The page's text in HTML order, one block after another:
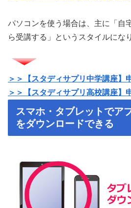
パソコンを使う場合は、主に「自
ら受講する」というスタイルにな
＞＞【スタディサプリ中学講座】
＞＞【スタディサプリ高校講座】
スマホ・タブレットでア
をダウンロードできる